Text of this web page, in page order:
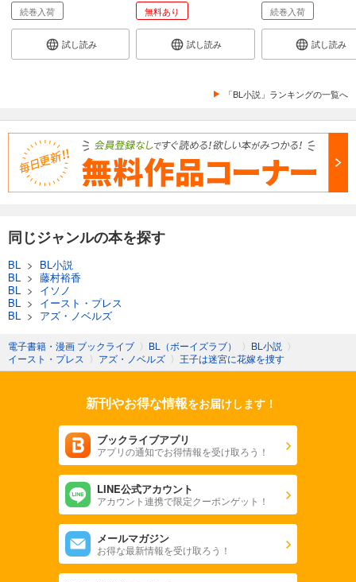
続巻入荷
試し読み
無料あり
試し読み
続巻入荷
試し読み
「BL小説」ランキングの一覧へ
同じジャンルの本を探す
BL > BL小説
BL
> 藤村裕香
BL
> イソノ
BL
> イースト・プレス
BL
> アズ・ノベルズ
電子書籍・漫画 ブックライブ 〉 BL（ボーイズラブ） 〉 BL小説 〉
イースト・プレス 〉 アズ・ノベルズ 〉 王子は迷宮に花嫁を捜す
新刊やお得な情報をお届けします！
ブックライブアプリ
アプリの通知でお得情報を受け取ろう！
LINE公式アカウント
アカウント連携で限定クーポンゲット！
メールマガジン
お得な最新情報を受け取ろう！